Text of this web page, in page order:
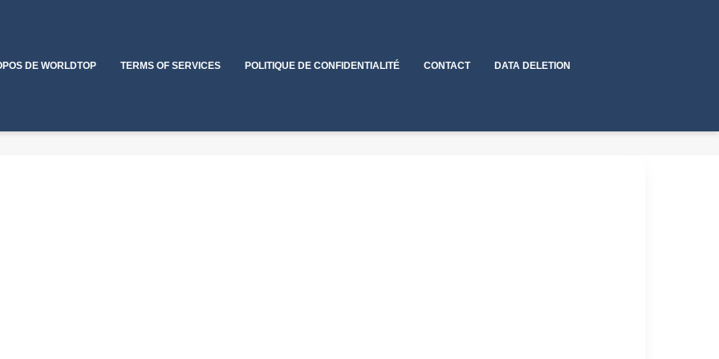
DE WORLDTOP TERMS OF SERVICES POLITIQUE DE CONFIDENTIALITÉ CONTACT DATA DELETION